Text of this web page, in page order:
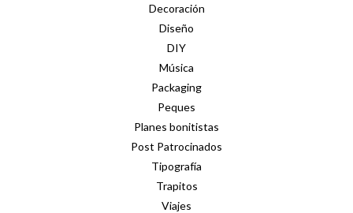
Decoración
Diseño
DIY
Música
Packaging
Peques
Planes bonitistas
Post Patrocinados
Tipografía
Trapitos
Viajes